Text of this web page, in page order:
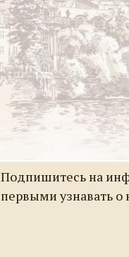
Подпишитесь на
первыми узнавать о